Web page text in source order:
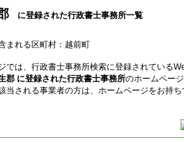
に登録された行政書士事務所一覧
まれる区町村：越前町
では、行政書士事務所検索に登録されている
郡 に登録された行政書士事務所のホームペー
当される事業者の方は、ホームページをお持ち